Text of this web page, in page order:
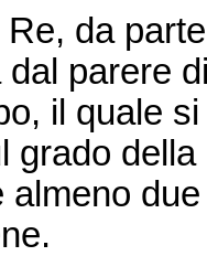
da
parere
il quale
grado
almeno